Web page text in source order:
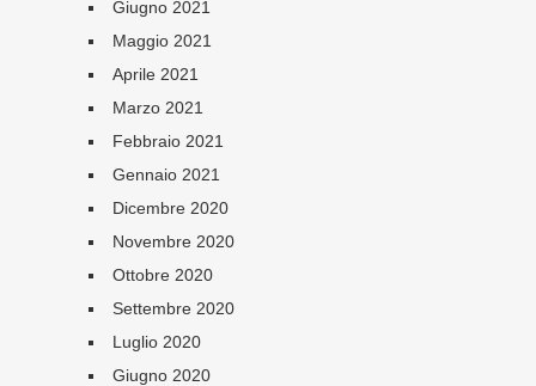
Giugno 2021
Maggio 2021
Aprile 2021
Marzo 2021
Febbraio 2021
Gennaio 2021
Dicembre 2020
Novembre 2020
Ottobre 2020
Settembre 2020
Luglio 2020
Giugno 2020